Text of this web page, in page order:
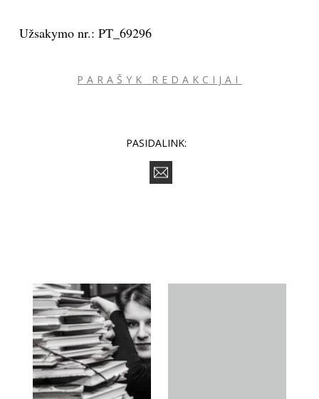
Užsakymo nr.: PT_69296
PARAŠYK REDAKCIJAI
PASIDALINK: